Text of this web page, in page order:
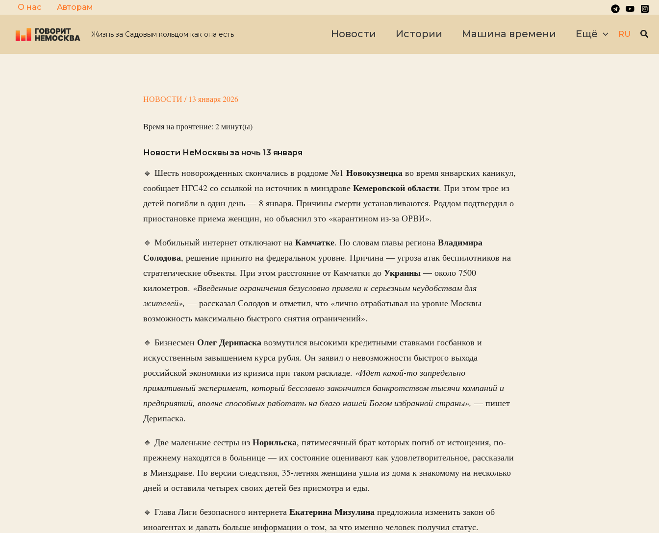
Перейти
к
содержимому
О нас Авторам
Жизнь за Садовым кольцом как она есть Новости Истории Машина времени Ещё RU
НОВОСТИ / 13 января 2026
Время на прочтение: 2минут(ы)
Новости НеМосквы за ночь 13 января
🔹 Шесть новорожденных скончались в роддоме №1 Новокузнецка во время январских каникул,
сообщает НГС42 со ссылкой на источник в минздраве Кемеровскойобласти. При этом трое из
детей погибли в один день — 8 января. Причины смерти устанавливаются. Роддом подтвердил о
приостановке приема женщин, но объяснил это «карантином из-за ОРВИ».
🔹 Мобильный интернет отключают на Камчатке. По словам главы региона Владимира
Солодова, решение принято на федеральном уровне. Причина — угроза атак беспилотников на
стратегические объекты. При этом расстояние от Камчатки до Украины — около 7500
километров. «Введенные ограничения безусловно привели к серьезным неудобствам для
жителей», — рассказал Солодов и отметил, что «лично отрабатывал на уровне Москвы
возможность максимально быстрого снятия ограничений».
🔹 Бизнесмен ОлегДерипаска возмутился высокими кредитными ставками госбанков и
искусственным завышением курса рубля. Он заявил о невозможности быстрого выхода
российской экономики из кризиса при таком раскладе. «Идет какой-то запредельно
примитивный эксперимент, который бесславно закончится банкротством тысячи компаний и
предприятий, вполне способных работать на благо нашей Богом избранной страны», — пишет
Дерипаска.
🔹 Две маленькие сестры из Норильска, пятимесячный брат которых погиб от истощения, по-
прежнему находятся в больнице — их состояние оценивают как удовлетворительное, рассказали
в Минздраве. По версии следствия, 35-летняя женщина ушла из дома к знакомому на несколько
дней и оставила четырех своих детей без присмотра и еды.
🔹 Глава Лиги безопасного интернета ЕкатеринаМизулина предложила изменить закон об
иноагентах и давать больше информации о том, за что именно человек получил статус.